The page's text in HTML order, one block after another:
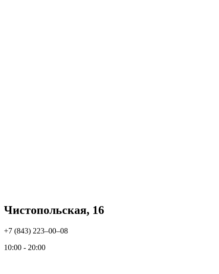
Чистопольская, 16
+7 (843) 223‒00‒08
10:00 - 20:00